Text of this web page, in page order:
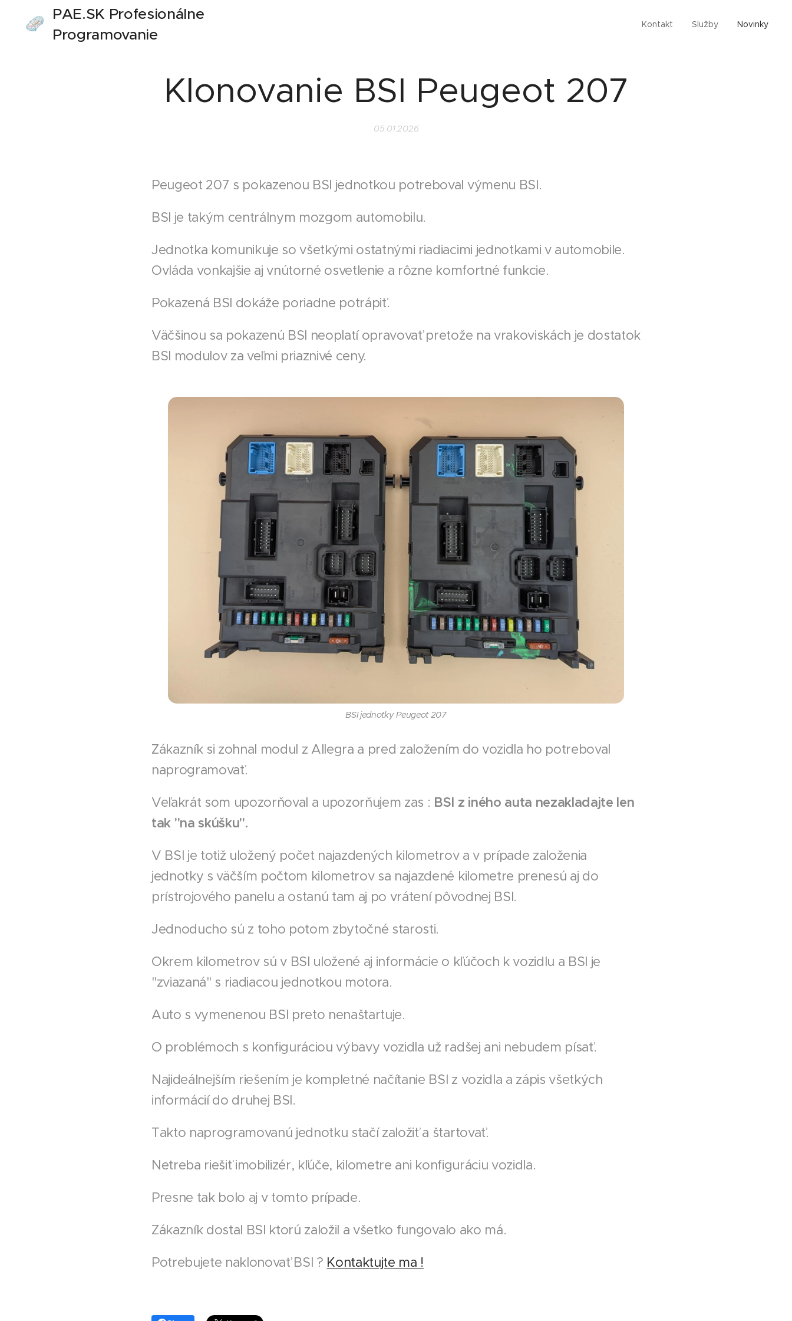
PAE.SK Profesionálne
Programovanie
Kontakt Služby Novinky
Klonovanie BSI Peugeot 207
05.01.2026
Peugeot 207 s pokazenou BSI jednotkou potreboval výmenu BSI.
BSI je takým centrálnym mozgom automobilu.
Jednotka komunikuje so všetkými ostatnými riadiacimi jednotkami v automobile.
Ovláda vonkajšie aj vnútorné osvetlenie a rôzne komfortné funkcie.
Pokazená BSI dokáže poriadne potrápiť.
Väčšinou sa pokazenú BSI neoplatí opravovať pretože na vrakoviskách je dostatok
BSI modulov za veľmi priaznivé ceny.
BSI jednotky Peugeot 207
Zákazník si zohnal modul z Allegra a pred založením do vozidla ho potreboval
naprogramovať.
Veľakrát som upozorňoval a upozorňujem zas : BSI z iného auta nezakladajte len
tak "na skúšku".
V BSI je totiž uložený počet najazdených kilometrov a v prípade založenia
jednotky s väčším počtom kilometrov sa najazdené kilometre prenesú aj do
prístrojového panelu a ostanú tam aj po vrátení pôvodnej BSI.
Jednoducho sú z toho potom zbytočné starosti.
Okrem kilometrov sú v BSI uložené aj informácie o kľúčoch k vozidlu a BSI je
"zviazaná" s riadiacou jednotkou motora.
Auto s vymenenou BSI preto nenaštartuje.
O problémoch s konfiguráciou výbavy vozidla už radšej ani nebudem písať.
Najideálnejším riešením je kompletné načítanie BSI z vozidla a zápis všetkých
informácií do druhej BSI.
Takto naprogramovanú jednotku stačí založiť a štartovať.
Netreba riešiť imobilizér, kľúče, kilometre ani konfiguráciu vozidla.
Presne tak bolo aj v tomto prípade.
Zákazník dostal BSI ktorú založil a všetko fungovalo ako má.
Potrebujete naklonovať BSI ? Kontaktujte ma !